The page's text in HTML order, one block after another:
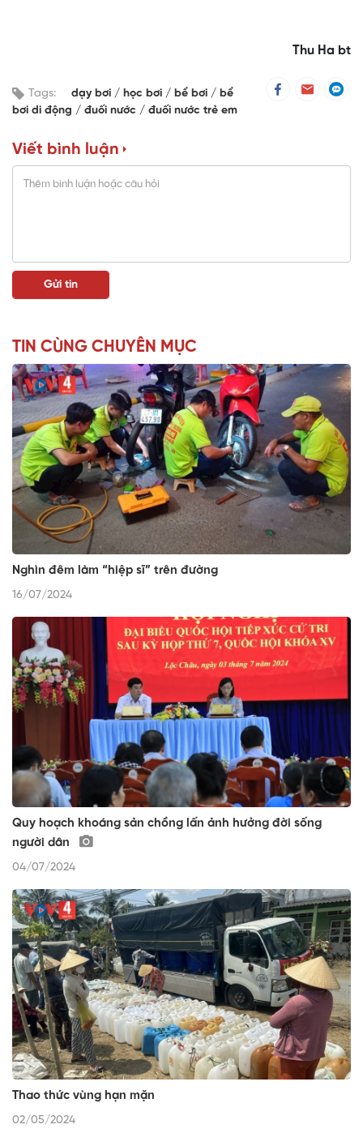
Thu Ha bt
Tags: dạy bơi học bơi bể bơi
bể
bơi di động
đuối nước đuối nước trẻ em
Viết bình luận
TIN CÙNG CHUYÊN MỤC
Nghìn đêm làm “hiệp sĩ” trên đường
16/07/2024
Quy hoạch khoáng sản chồng lấn ảnh hưởng đời sống
người dân
04/07/2024
Thao thức vùng hạn mặn
02/05/2024